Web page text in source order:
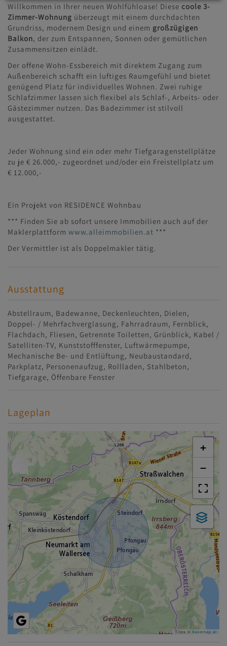
Willkommen in Ihrer neuen Wohlfühloase! Diese coole 3-
Zimmer-Wohnung überzeugt mit einem durchdachten
Grundriss, modernem Design und einem großzügigen
Balkon, der zum Entspannen, Sonnen oder gemütlichen
Zusammensitzen einlädt.
Der offene Wohn-Essbereich mit direktem Zugang zum
Außenbereich schafft ein luftiges Raumgefühl und bietet
genügend Platz für individuelles Wohnen. Zwei ruhige
Schlafzimmer lassen sich flexibel als Schlaf-, Arbeits- oder
Gästezimmer nutzen. Das Badezimmer ist stilvoll
ausgestattet.
Jeder Wohnung sind ein oder mehr Tiefgaragenstellplätze
zu je € 26.000,- zugeordnet und/oder ein Freistellplatz um
€ 12.000,-
Ein Projekt von RESIDENCE Wohnbau
*** Finden Sie ab sofort unsere Immobilien auch auf der
Maklerplattform www.alleimmobilien.at ***
Der Vermittler ist als Doppelmakler tätig.
Ausstattung
Abstellraum Badewanne Deckenleuchten
Dielen
Doppel- / Mehrfachverglasung
Fahrradraum
Fernblick
Flachdach
Fliesen Getrennte Toiletten Grünblick
Kabel /
Satelliten-TV Kunststofffenster Luftwärmepumpe
Mechanische Be- und Entlüftung
Neubaustandard
Parkplatz Personenaufzug Rollladen
Stahlbeton
Tiefgarage Öffenbare Fenster
Lageplan
+
−
Tiles © basemap.at